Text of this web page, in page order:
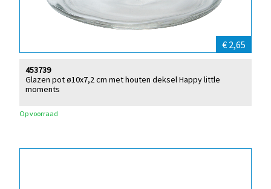
€ 2,65
Glazen pot ø10x7,2 cm met houten deksel Happy little
moments
453739
Op voorraad